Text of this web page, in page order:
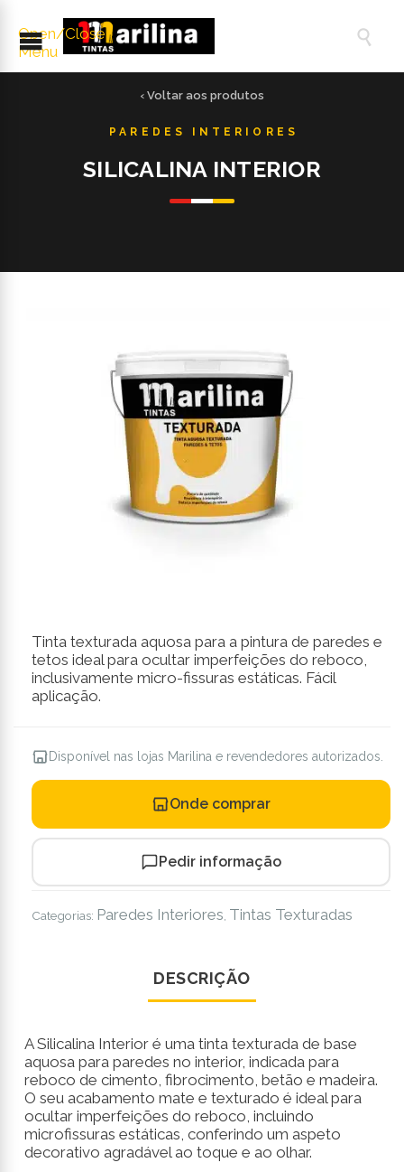
Open/Close
Menu

‹ Voltar aos produtos
SILICALINA INTERIOR
Tinta texturada aquosa para a pintura de paredes e
tetos ideal para ocultar imperfeições do reboco,
inclusivamente micro-fissuras estáticas. Fácil
aplicação.
Disponível nas lojas Marilina e revendedores autorizados.
Onde comprar
Pedir informação
Categorias: Paredes Interiores Tintas Texturadas
DESCRIÇÃO
A Silicalina Interior é uma tinta texturada de base
aquosa para paredes no interior, indicada para
reboco de cimento, fibrocimento, betão e madeira.
O seu acabamento mate e texturado é ideal para
ocultar imperfeições do reboco, incluindo
microfissuras estáticas, conferindo um aspeto
decorativo agradável ao toque e ao olhar.